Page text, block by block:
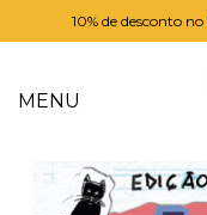
10% de desconto
MENU